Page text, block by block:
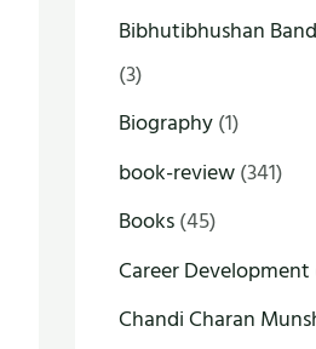
Bibhutibhushan
(3)
Biography(1)
book-review(341)
Books(45)
Career Development
Chandi Charan